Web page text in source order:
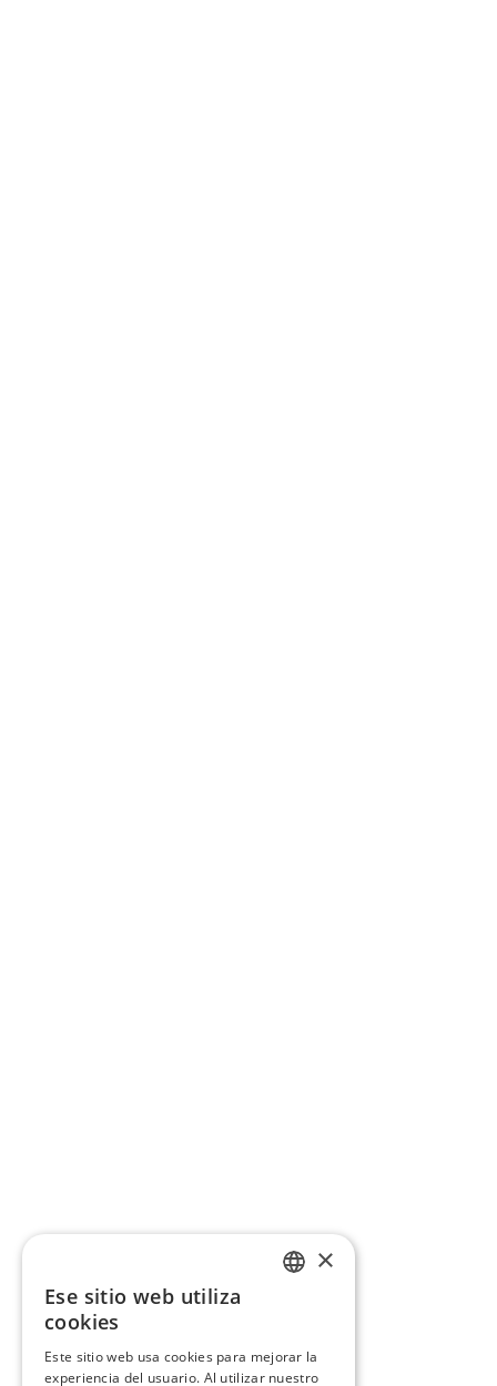
×
Ese sitio web utiliza
cookies
Este sitio web usa cookies para mejorar la
experiencia del usuario. Al utilizar nuestro